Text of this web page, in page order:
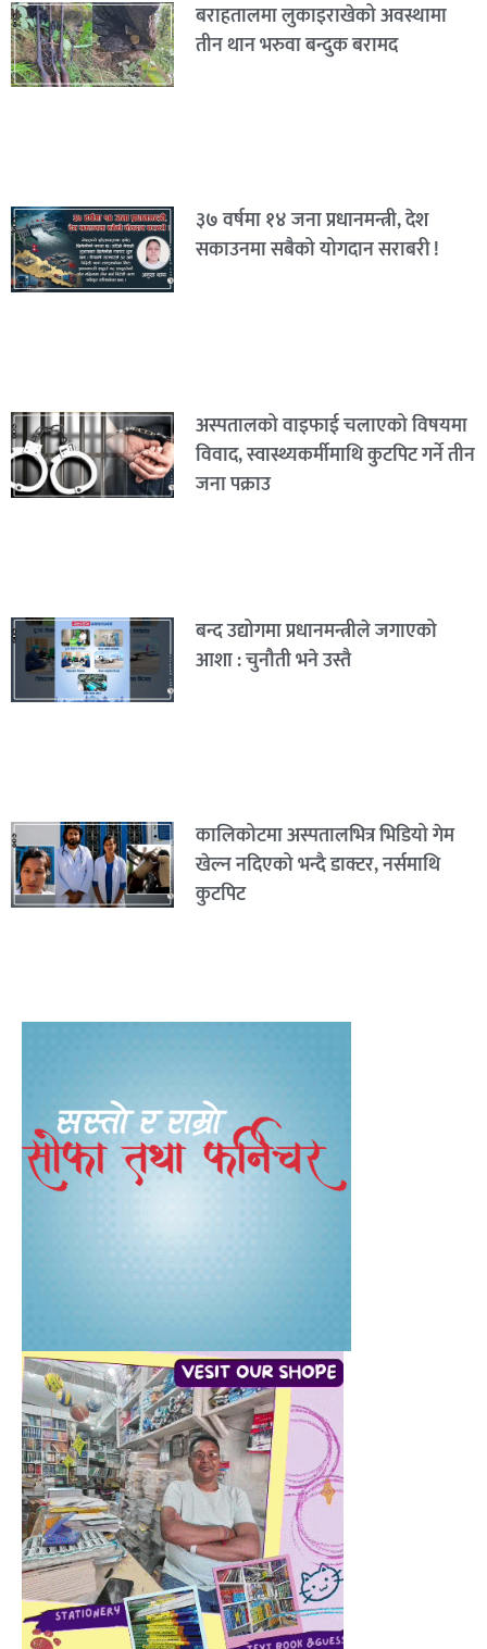
बराहतालमा लुकाइराखेको अवस्थामा
तीन थान भरुवा बन्दुक बरामद
३७ वर्षमा १४ जना प्रधानमन्त्री, देश
सकाउनमा सबैको योगदान सराबरी !
अस्पतालको वाइफाई चलाएको विषयमा
विवाद, स्वास्थ्यकर्मीमाथि कुटपिट गर्ने तीन
जना पक्राउ
बन्द उद्योगमा प्रधानमन्त्रीले जगाएको
आशा : चुनौती भने उस्तै
कालिकोटमा अस्पतालभित्र भिडियो गेम
खेल्न नदिएको भन्दै डाक्टर, नर्समाथि
कुटपिट